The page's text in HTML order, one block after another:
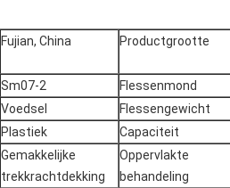
Fujian, China Productgrootte
Sm07-2 Flessenmond
Voedsel Flessengewicht
Plastiek Capaciteit
Gemakkelijke
trekkrachtdekking
Oppervlakte
behandeling